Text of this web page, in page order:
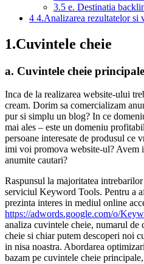
3.5 e. Destinatia
4 4.Analizarea rezultatelor si
1.Cuvintele cheie
a. Cuvintele cheie principale
Inca de la realizarea website-ului
cream. Dorim sa comercializam
pur si simplu un blog? In ce
mai ales – este un domeniu
persoane interesate de produsul ce
imi voi promova website-ul? Avem
anumite cautari?
Raspunsul la majoritatea
serviciul Keyword Tools. Pentru a
prezinta interes in mediul online
https://adwords.google.com/o/
analiza cuvintele cheie, numarul de
cheie si chiar putem descoperi noi
in nisa noastra. Abordarea
bazam pe cuvintele cheie